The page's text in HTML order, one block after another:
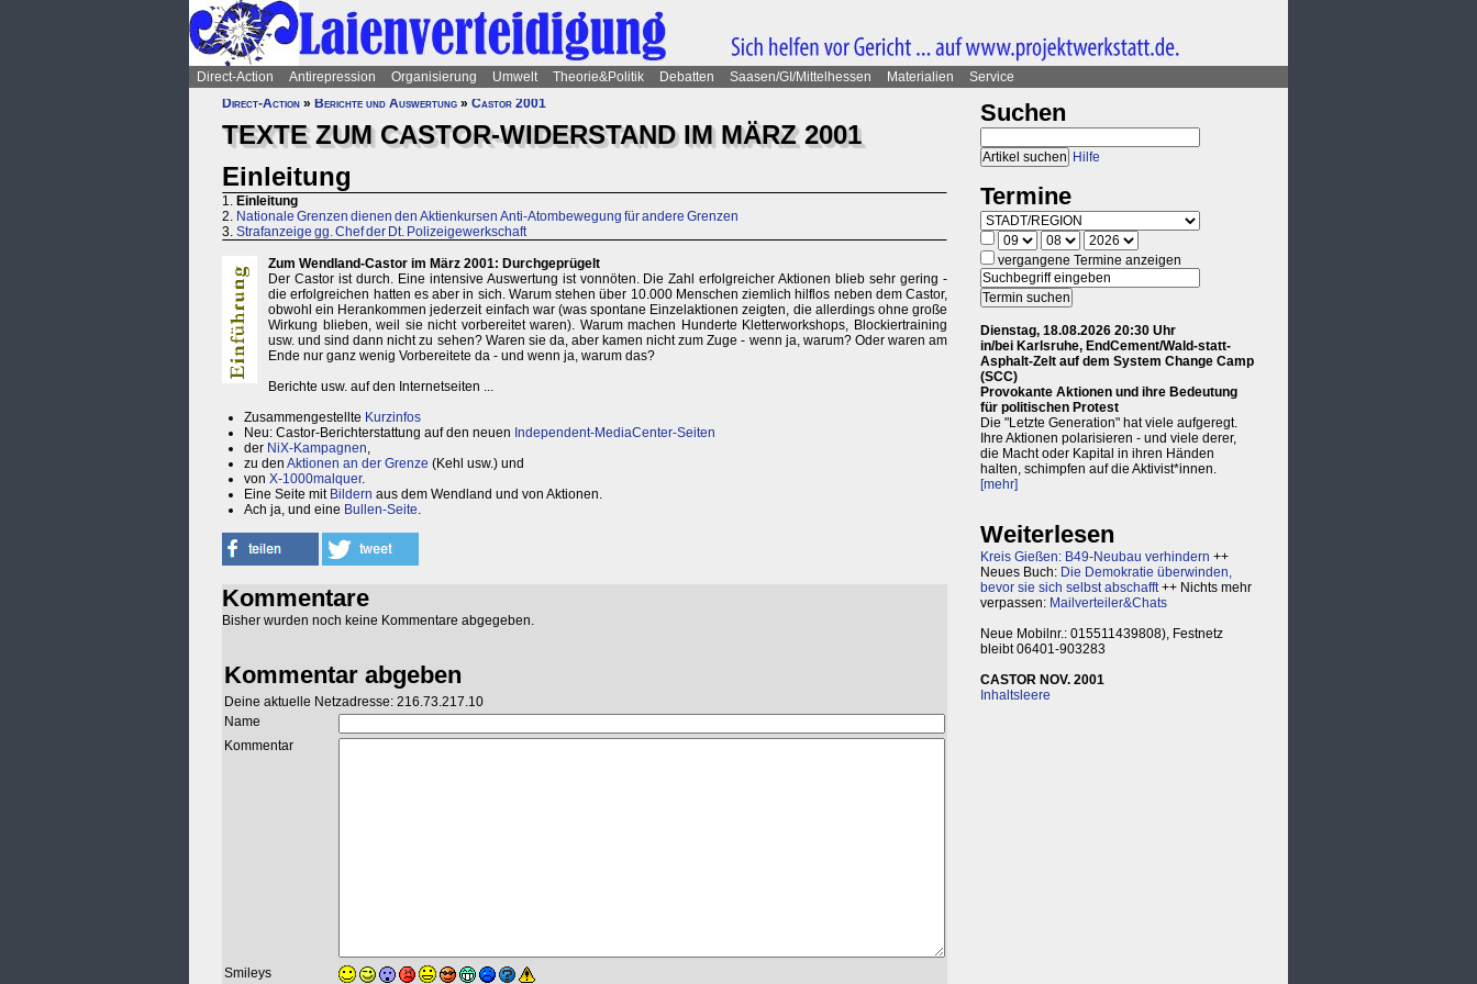
Direct-Action Antirepression Organisierung Umwelt Theorie&Politik Debatten Saasen/GI/Mittelhessen Materialien
Service
Direct-Action » Berichte und Auswertung » Castor 2001
TEXTE ZUM CASTOR-WIDERSTAND IM MÄRZ 2001
Einleitung
1. Einleitung
2. Nationale Grenzen dienen den Aktienkursen Anti-Atombewegung für andere Grenzen
3. Strafanzeige gg. Chef der Dt. Polizeigewerkschaft
Zum Wendland-Castor im März 2001: Durchgeprügelt
Der Castor ist durch. Eine intensive Auswertung ist vonnöten. Die Zahl erfolgreicher Aktionen blieb sehr gering -
die erfolgreichen hatten es aber in sich. Warum stehen über 10.000 Menschen ziemlich hilflos neben dem Castor,
obwohl ein Herankommen jederzeit einfach war (was spontane Einzelaktionen zeigten, die allerdings ohne große
Wirkung blieben, weil sie nicht vorbereitet waren). Warum machen Hunderte Kletterworkshops, Blockiertraining
usw. und sind dann nicht zu sehen? Waren sie da, aber kamen nicht zum Zuge - wenn ja, warum? Oder waren am
Ende nur ganz wenig Vorbereitete da - und wenn ja, warum das?
Berichte usw. auf den Internetseiten ...
Zusammengestellte Kurzinfos
Neu: Castor-Berichterstattung auf den neuen Independent-MediaCenter-Seiten
der NiX-Kampagnen,
zu den Aktionen an der Grenze (Kehl usw.) und
von X-1000malquer.
Eine Seite mit Bildern aus dem Wendland und von Aktionen.
Ach ja, und eine Bullen-Seite.
Kommentare
Bisher wurden noch keine Kommentare abgegeben.
Kommentar abgeben
Deine aktuelle Netzadresse: 216.73.217.10
Name
Kommentar
Smileys
Suchen
Hilfe
Termine
vergangene Termine anzeigen
Dienstag, 18.08.2026 20:30 Uhr
in/bei Karlsruhe, EndCement/Wald-statt-
Asphalt-Zelt auf dem System Change Camp
(SCC)
Provokante Aktionen und ihre Bedeutung
für politischen Protest
Die "Letzte Generation" hat viele aufgeregt.
Ihre Aktionen polarisieren - und viele derer,
die Macht oder Kapital in ihren Händen
halten, schimpfen auf die Aktivist*innen.
[mehr]
Weiterlesen
Kreis Gießen: B49-Neubau verhindern ++
Neues Buch: Die Demokratie überwinden,
bevor sie sich selbst abschafft++ Nichts mehr
verpassen: Mailverteiler&Chats
Neue Mobilnr.: 015511439808), Festnetz
bleibt 06401-903283
CASTOR NOV. 2001
Inhaltsleere